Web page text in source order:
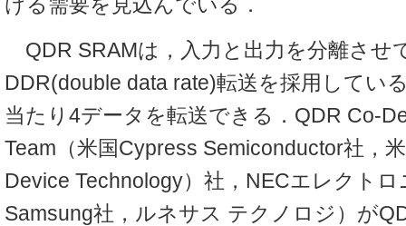
ける需要を見込んでいる．
QDR SRAMは，入力と出力を分離させ
DDR(double data rate)転送を採用してい
当たり4データを転送できる．QDR Co-
Team（米国Cypress Semiconductor社，
Device Technology）社，NECエレクト
Samsung社，ルネサス テクノロジ）が